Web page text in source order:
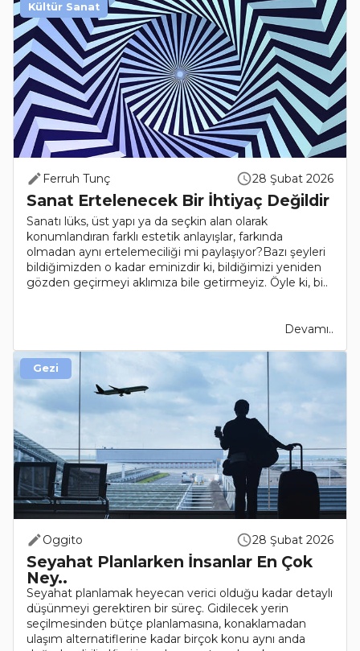
Ferruh Tunç 28 Şubat 2026
Sanat Ertelenecek Bir İhtiyaç Değildir
Sanatı lüks, üst yapı ya da seçkin alan olarak
konumlandıran farklı estetik anlayışlar, farkında
olmadan aynı ertelemeciliği mi paylaşıyor?Bazı şeyleri
bildiğimizden o kadar eminizdir ki, bildiğimizi yeniden
gözden geçirmeyi aklımıza bile getirmeyiz. Öyle ki, bi..
Devamı..
Kültür Sanat
Oggito 28 Şubat 2026
Seyahat Planlarken İnsanlar En Çok
Ney..
Seyahat planlamak heyecan verici olduğu kadar detaylı
düşünmeyi gerektiren bir süreç. Gidilecek yerin
seçilmesinden bütçe planlamasına, konaklamadan
ulaşım alternatiflerine kadar birçok konu aynı anda
Gezi